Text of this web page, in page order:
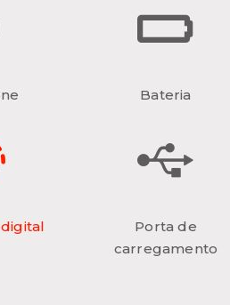
Bateria
Porta de
carregamento